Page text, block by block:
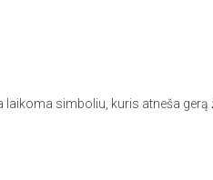
simboliu, kuris atneša